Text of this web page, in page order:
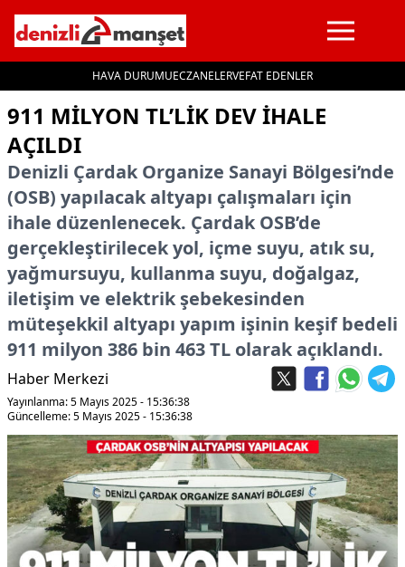
HAVA DURUMUECZANELERVEFAT EDENLER
İçeriğe geç
911 MİLYON TL’LİK DEV İHALE
AÇILDI
Denizli Çardak Organize Sanayi Bölgesi’nde
(OSB) yapılacak altyapı çalışmaları için
ihale düzenlenecek. Çardak OSB’de
gerçekleştirilecek yol, içme suyu, atık su,
yağmursuyu, kullanma suyu, doğalgaz,
iletişim ve elektrik şebekesinden
müteşekkil altyapı yapım işinin keşif bedeli
911 milyon 386 bin 463 TL olarak açıklandı.
Haber Merkezi
Yayınlanma: 5 Mayıs 2025 - 15:36:38
Güncelleme: 5 Mayıs 2025 - 15:36:38